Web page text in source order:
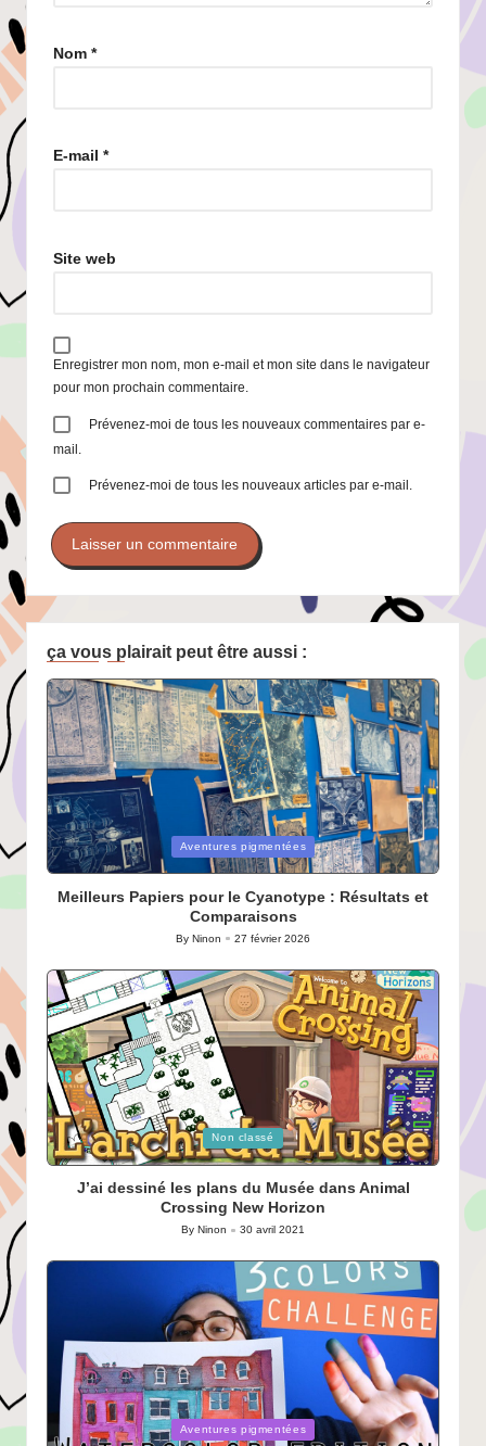
Nom *
E-mail *
Site web
Enregistrer mon nom, mon e-mail et mon site dans le navigateur
pour mon prochain commentaire.
Prévenez-moi de tous les nouveaux commentaires par e-
mail.
Prévenez-moi de tous les nouveaux articles par e-mail.
ça vous plairait peut être aussi :
Posted
Aventures pigmentées
Meilleurs Papiers pour le Cyanotype : Résultats et
Comparaisons
Posted
By Ninon 27 février 2026
Posted
in
Non classé
J’ai dessiné les plans du Musée dans Animal
Crossing New Horizon
Posted
By Ninon 30 avril 2021
Posted
Aventures pigmentées